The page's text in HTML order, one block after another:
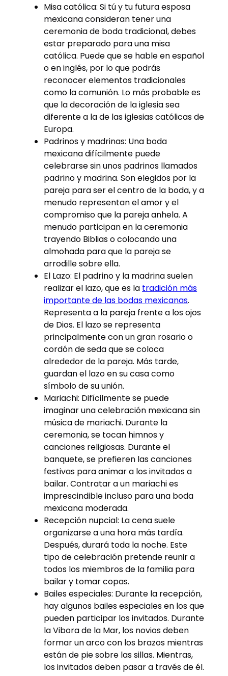
Misa católica: Si tú y tu futura esposa
mexicana consideran tener una
ceremonia de boda tradicional, debes
estar preparado para una misa
católica. Puede que se hable en español
o en inglés, por lo que podrás
reconocer elementos tradicionales
como la comunión. Lo más probable es
que la decoración de la iglesia sea
diferente a la de las iglesias católicas de
Europa.
Padrinos y madrinas: Una boda
mexicana difícilmente puede
celebrarse sin unos padrinos llamados
padrino y madrina. Son elegidos por la
pareja para ser el centro de la boda, y a
menudo representan el amor y el
compromiso que la pareja anhela. A
menudo participan en la ceremonia
trayendo Biblias o colocando una
almohada para que la pareja se
arrodille sobre ella.
El Lazo: El padrino y la madrina suelen
realizar el lazo, que es la tradición más
importante de las bodas mexicanas.
Representa a la pareja frente a los ojos
de Dios. El lazo se representa
principalmente con un gran rosario o
cordón de seda que se coloca
alrededor de la pareja. Más tarde,
guardan el lazo en su casa como
símbolo de su unión.
Mariachi: Difícilmente se puede
imaginar una celebración mexicana sin
música de mariachi. Durante la
ceremonia, se tocan himnos y
canciones religiosas. Durante el
banquete, se prefieren las canciones
festivas para animar a los invitados a
bailar. Contratar a un mariachi es
imprescindible incluso para una boda
mexicana moderada.
Recepción nupcial: La cena suele
organizarse a una hora más tardía.
Después, durará toda la noche. Este
tipo de celebración pretende reunir a
todos los miembros de la familia para
bailar y tomar copas.
Bailes especiales: Durante la recepción,
hay algunos bailes especiales en los que
pueden participar los invitados. Durante
la Vibora de la Mar, los novios deben
formar un arco con los brazos mientras
están de pie sobre las sillas. Mientras,
los invitados deben pasar a través de él.